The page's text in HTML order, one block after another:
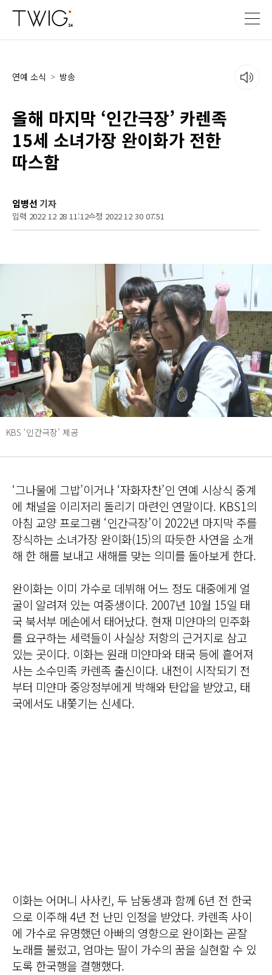
연예 소식 > 방송
올해 마지막 ‘인간극장’ 카렌족
15세 소녀가장 완이화가 전한
따스함
임병선기자
입력 2022 12 28 11:12수정 2022 12 30 07:51
KBS ‘인간극장’ 제공
‘그나물에 그밥’이거나 ‘자화자찬’인 연예 시상식 중계
에 채널을 이리저리 돌리기 마련인 연말이다. KBS1의
아침 교양 프로그램 ‘인간극장’이 2022년 마지막 주를
장식하는 소녀가장 완이화(15)의 따듯한 사연을 소개
해 한 해를 보내고 새해를 맞는 의미를 돌아보게 한다.
완이화는 이미 가수로 데뷔해 어느 정도 대중에게 얼
굴이 알려져 있는 여중생이다. 2007년 10월 15일 태
국 북서부 메손에서 태어났다. 현재 미얀마의 민주화
를 요구하는 세력들이 사실상 저항의 근거지로 삼고
있는 곳이다. 이화는 원래 미얀마와 태국 등에 흩어져
사는 소수민족 카렌족 출신이다. 내전이 시작되기 전
부터 미얀마 중앙정부에게 박해와 탄압을 받았고, 태
국에서도 내쫓기는 신세다.
이화는 어머니 사사킨, 두 남동생과 함께 6년 전 한국
으로 이주해 4년 전 난민 인정을 받았다. 카렌족 사이
에 가수로 유명했던 아빠의 영향으로 완이화는 곧잘
노래를 불렀고, 엄마는 딸이 가수의 꿈을 실현할 수 있
도록 한국행을 결행했다.